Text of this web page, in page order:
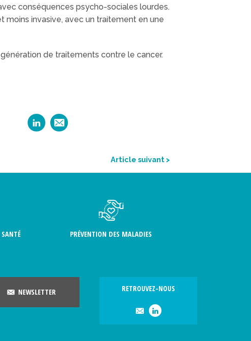
conséquences psycho-sociales lourdes.
moins invasive, avec un traitement en une
de traitements contre le cancer.
Article suivant >
PRÉVENTION DES MALADIES
NEWSLETTER RETROUVEZ-NOUS